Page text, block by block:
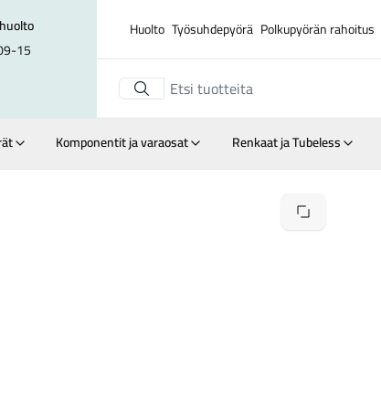
huolto
15
Huolto Työsuhdepyörä Polkupyörän rahoitus
Komponentit ja varaosat Renkaat ja Tubeless
Suurenna kuva